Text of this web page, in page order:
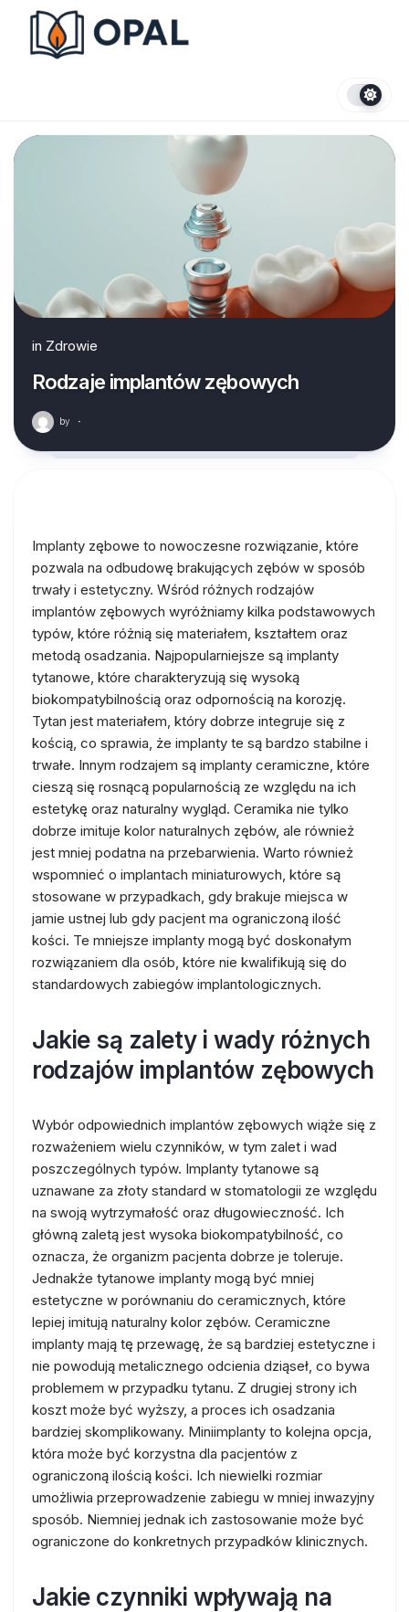
content
in Zdrowie
Rodzaje implantów zębowych
by ·
Implanty zębowe to nowoczesne rozwiązanie, które
pozwala na odbudowę brakujących zębów w sposób
trwały i estetyczny. Wśród różnych rodzajów
implantów zębowych wyróżniamy kilka podstawowych
typów, które różnią się materiałem, kształtem oraz
metodą osadzania. Najpopularniejsze są implanty
tytanowe, które charakteryzują się wysoką
biokompatybilnością oraz odpornością na korozję.
Tytan jest materiałem, który dobrze integruje się z
kością, co sprawia, że implanty te są bardzo stabilne i
trwałe. Innym rodzajem są implanty ceramiczne, które
cieszą się rosnącą popularnością ze względu na ich
estetykę oraz naturalny wygląd. Ceramika nie tylko
dobrze imituje kolor naturalnych zębów, ale również
jest mniej podatna na przebarwienia. Warto również
wspomnieć o implantach miniaturowych, które są
stosowane w przypadkach, gdy brakuje miejsca w
jamie ustnej lub gdy pacjent ma ograniczoną ilość
kości. Te mniejsze implanty mogą być doskonałym
rozwiązaniem dla osób, które nie kwalifikują się do
standardowych zabiegów implantologicznych.
Jakie są zalety i wady różnych
rodzajów implantów zębowych
Wybór odpowiednich implantów zębowych wiąże się z
rozważeniem wielu czynników, w tym zalet i wad
poszczególnych typów. Implanty tytanowe są
uznawane za złoty standard w stomatologii ze względu
na swoją wytrzymałość oraz długowieczność. Ich
główną zaletą jest wysoka biokompatybilność, co
oznacza, że organizm pacjenta dobrze je toleruje.
Jednakże tytanowe implanty mogą być mniej
estetyczne w porównaniu do ceramicznych, które
lepiej imitują naturalny kolor zębów. Ceramiczne
implanty mają tę przewagę, że są bardziej estetyczne i
nie powodują metalicznego odcienia dziąseł, co bywa
problemem w przypadku tytanu. Z drugiej strony ich
koszt może być wyższy, a proces ich osadzania
bardziej skomplikowany. Miniimplanty to kolejna opcja,
która może być korzystna dla pacjentów z
ograniczoną ilością kości. Ich niewielki rozmiar
umożliwia przeprowadzenie zabiegu w mniej inwazyjny
sposób. Niemniej jednak ich zastosowanie może być
ograniczone do konkretnych przypadków klinicznych.
Jakie czynniki wpływają na